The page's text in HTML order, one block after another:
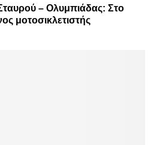
– Ολυμπιάδας: Στο
μοτοσικλετιστής